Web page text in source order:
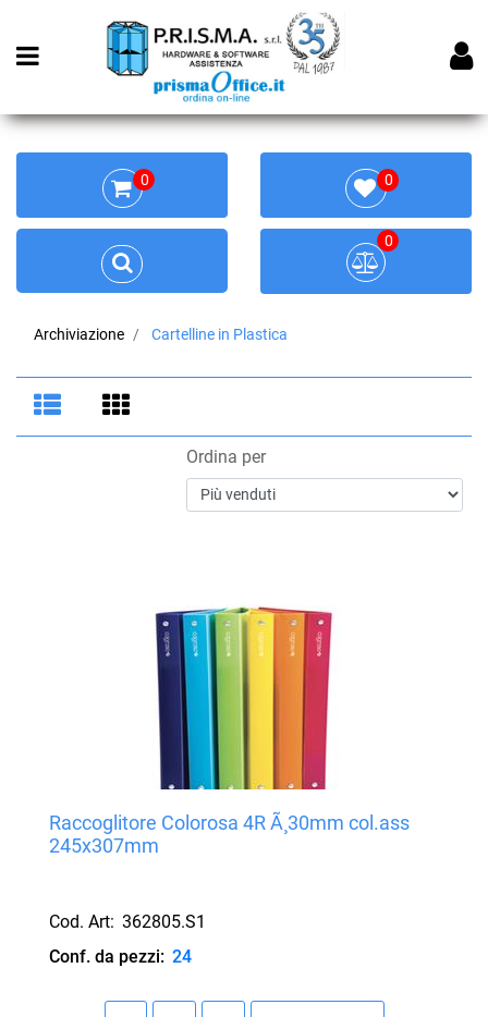
Open menu
0 0
0
Archiviazione Cartelline in Plastica
Ordina per
Raccoglitore Colorosa 4R Ã¸30mm col.ass
245x307mm
Cod. Art: 362805.S1
Conf. da pezzi: 24